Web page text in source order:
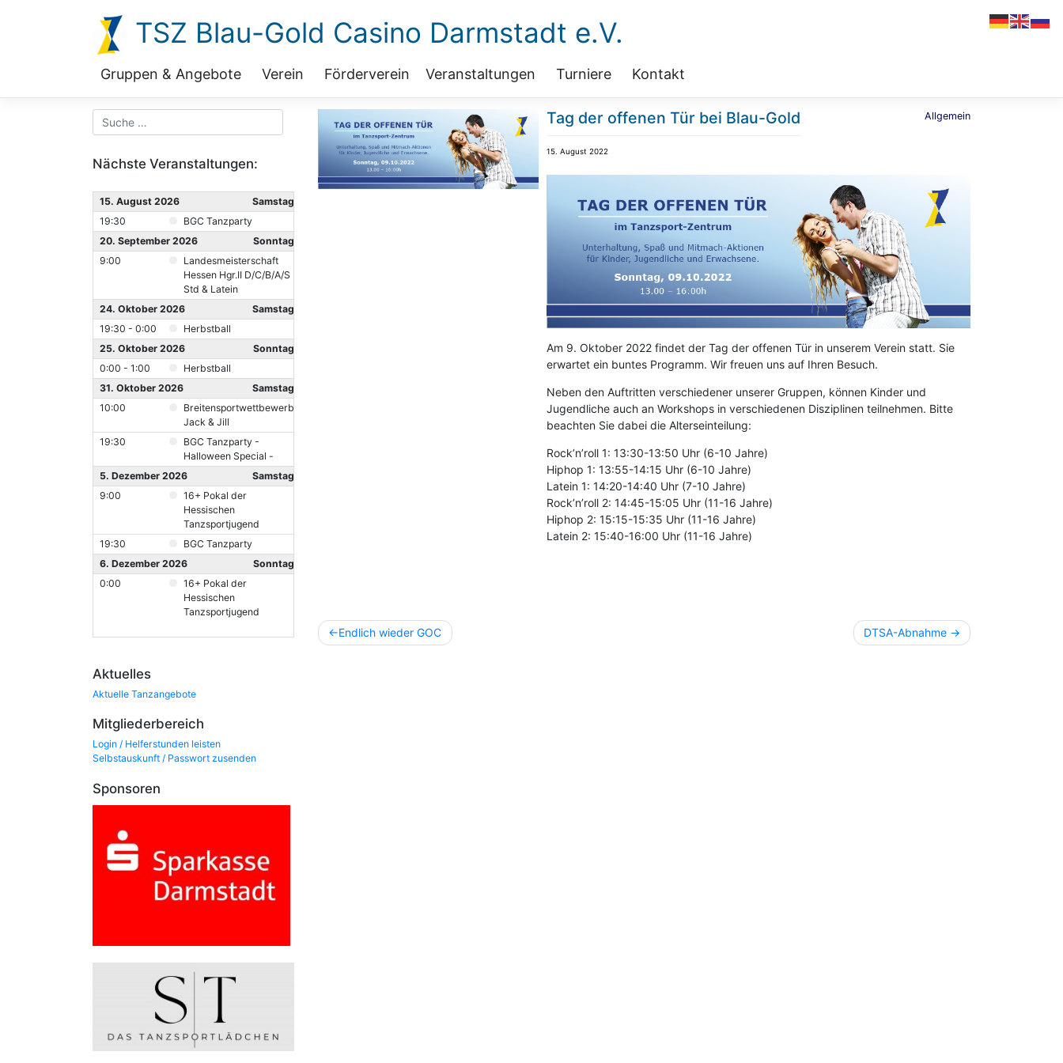
TSZ Blau-Gold Casino Darmstadt e.V.
Gruppen & Angebote Verein Förderverein Veranstaltungen Turniere Kontakt
Nächste Veranstaltungen:
15. August 2026
Samstag
19:30
BGC Tanzparty
20. September 2026
Sonntag
9:00
Landesmeisterschaft
Hessen Hgr.II D/C/B/A/S
Std & Latein
24. Oktober 2026
Samstag
19:30 - 0:00
Herbstball
25. Oktober 2026
Sonntag
0:00 - 1:00
Herbstball
31. Oktober 2026
Samstag
10:00
Breitensportwettbewerb
Jack & Jill
19:30
BGC Tanzparty -
Halloween Special -
5. Dezember 2026
Samstag
9:00
16+ Pokal der
Hessischen
Tanzsportjugend
19:30
BGC Tanzparty
6. Dezember 2026
Sonntag
0:00
16+ Pokal der
Hessischen
Tanzsportjugend
Aktuelles
Aktuelle Tanzangebote
Mitgliederbereich
Login / Helferstunden leisten
Selbstauskunft / Passwort zusenden
Sponsoren
Tag der offenen Tür bei Blau-Gold
15. August 2022
Allgemein
Am 9. Oktober 2022 findet der Tag der offenen Tür in unserem Verein statt. Sie
erwartet ein buntes Programm. Wir freuen uns auf Ihren Besuch.
Neben den Auftritten verschiedener unserer Gruppen, können Kinder und
Jugendliche auch an Workshops in verschiedenen Disziplinen teilnehmen. Bitte
beachten Sie dabei die Alterseinteilung:
Rock’n’roll 1: 13:30-13:50 Uhr (6-10 Jahre)
Hiphop 1: 13:55-14:15 Uhr (6-10 Jahre)
Latein 1: 14:20-14:40 Uhr (7-10 Jahre)
Rock’n’roll 2: 14:45-15:05 Uhr (11-16 Jahre)
Hiphop 2: 15:15-15:35 Uhr (11-16 Jahre)
Latein 2: 15:40-16:00 Uhr (11-16 Jahre)
Beitragsnavigation
Endlich wieder GOC DTSA-Abnahme